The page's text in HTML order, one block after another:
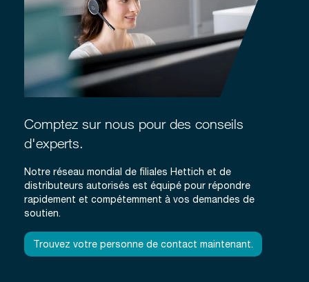
Comptez sur nous pour des conseils
d'experts.
Notre réseau mondial de filiales Hettich et de
distributeurs autorisés est équipé pour répondre
rapidement et compétemment à vos demandes de
soutien.
Trouvez votre personne de contact maintenant.